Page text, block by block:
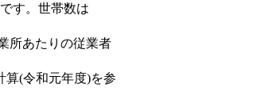
す。世帯数は
所あたりの従業者
算(令和元年度)を参